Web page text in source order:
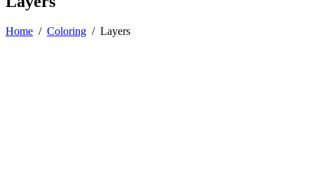
Home / Coloring / Layers